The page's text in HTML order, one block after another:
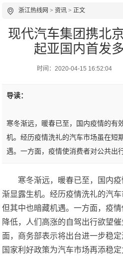
浙江热线网 >资讯 > 正文
现代汽车集团携北
起亚国内首发
时间：2020-04-15 16:52:04
导读：
寒冬渐远，暖春已至，国内疫情的有
机。经历疫情洗礼的汽车市场虽在短
遇。一方面，疫情使消费者对公共出
寒冬渐远，暖春已至，国内
渐显露生机。经历疫情洗礼的汽
但其中也暗藏机遇。一方面，疫
降低，人们高涨的自驾出行欲望
面，商务部表示将出台进一步稳
国家利好政策为汽车市场再添稳